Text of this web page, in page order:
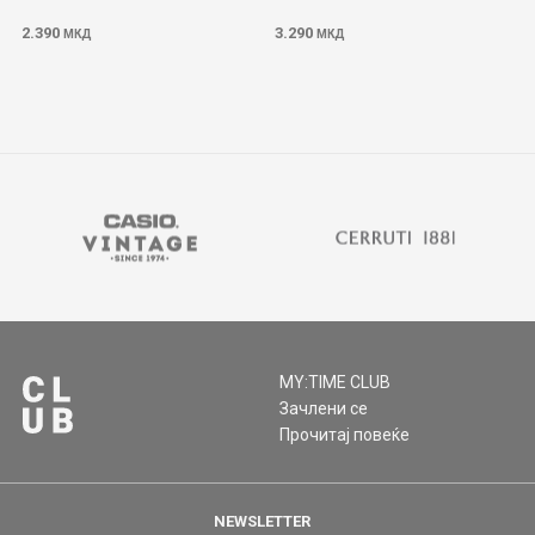
2.390 МКД 3.290 МКД
MY:TIME CLUB
Зачлени се
Прочитај повеќе
NEWSLETTER